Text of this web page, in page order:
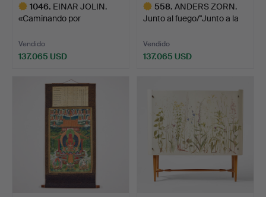
1046. EINAR JOLIN.
«Caminando por
Vendido
137.065 USD
seleccionado
558. ANDERS ZORN.
Junto al fuego/"Junto a la
Vendido
137.065 USD